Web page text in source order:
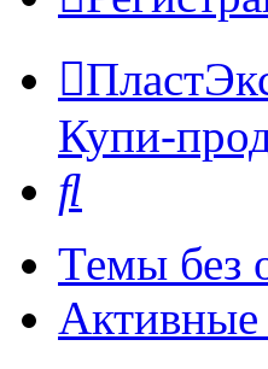
Купи-
Темы без